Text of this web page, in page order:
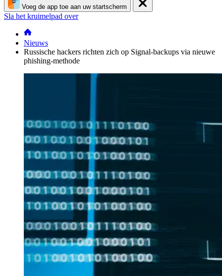
Voeg de app toe aan uw startscherm
Sla het kruimelpad over
Nieuws
Russische hackers richten zich op Signal-backups via nieuwe
phishing-methode